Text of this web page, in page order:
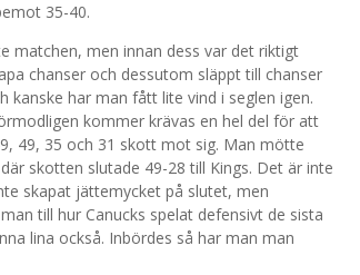
35-40.
matchen, men innan dess var det riktigt
chanser och dessutom släppt till chanser
kanske har man fått lite vind i seglen igen.
kommer krävas en hel del för att
49, 35 och 31 skott mot sig. Man mötte
skotten slutade 49-28 till Kings. Det är inte
skapat jättemycket på slutet, men
till hur Canucks spelat defensivt de sista
lina också. Inbördes så har man man